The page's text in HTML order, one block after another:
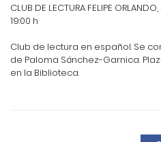
CLUB DE LECTURA FELIPE
19:00 h
Club de lectura en español. Se
de Paloma Sánchez-Garnica.
en la Biblioteca.